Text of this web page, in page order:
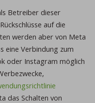
Betreiber dieser
auf die
werden aber von Meta
eine Verbindung zum
oder Instagram möglich
das Schalten von